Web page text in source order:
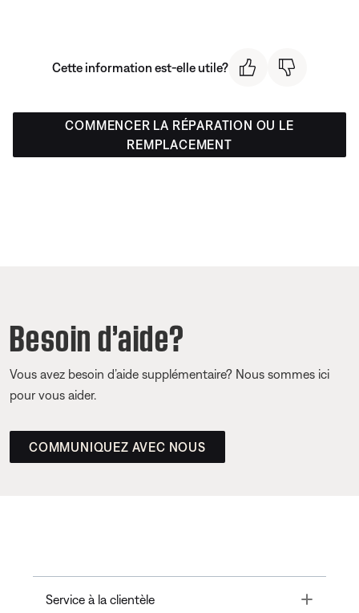
Cette information est-elle utile?
COMMENCER LA RÉPARATION OU LE
REMPLACEMENT
Besoin d’aide?
Vous avez besoin d’aide supplémentaire? Nous sommes ici
pour vous aider.
COMMUNIQUEZ AVEC NOUS
Service à la clientèle Toggle